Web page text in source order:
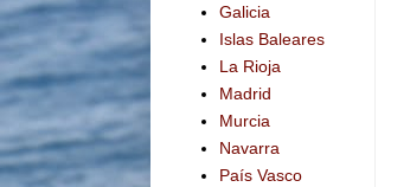
Galicia
Islas Baleares
La Rioja
Madrid
Murcia
Navarra
País Vasco